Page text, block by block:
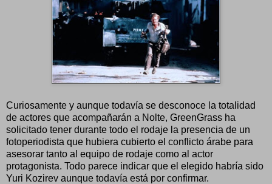
Curiosamente y aunque todavía se desconoce la totalidad
de actores que acompañarán a Nolte, GreenGrass ha
solicitado tener durante todo el rodaje la presencia de un
fotoperiodista que hubiera cubierto el conflicto árabe para
asesorar tanto al equipo de rodaje como al actor
protagonista. Todo parece indicar que el elegido habría sido
Yuri Kozirev aunque todavía está por confirmar.